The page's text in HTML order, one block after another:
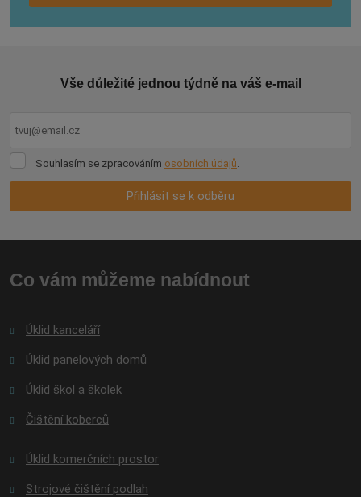
odeslat.
Vše důležité jednou týdně na váš e-mail
Souhlasím
Souhlasím se zpracováním osobních údajů.
Přihlásit se k odběru
nepodařilo
Co vám můžeme nabídnout
Úklid kanceláří
Úklid panelových domů
Úklid škol a školek
Čištění koberců
Úklid komerčních prostor
Strojové čištění podlah